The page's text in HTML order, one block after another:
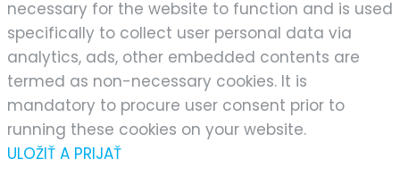
necessary for the website to function and is used
specifically to collect user personal data via
analytics, ads, other embedded contents are
termed as non-necessary cookies. It is
mandatory to procure user consent prior to
running these cookies on your website.
ULOŽIŤ A PRIJAŤ